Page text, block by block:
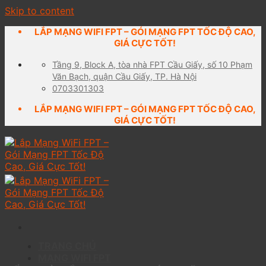
Skip to content
LẮP MẠNG WIFI FPT – GÓI MẠNG FPT TỐC ĐỘ CAO,
GIÁ CỰC TỐT!
Tầng 9, Block A, tòa nhà FPT Cầu Giấy, số 10 Phạm
Văn Bạch, quận Cầu Giấy, TP. Hà Nội
0703301303
LẮP MẠNG WIFI FPT – GÓI MẠNG FPT TỐC ĐỘ CAO,
GIÁ CỰC TỐT!